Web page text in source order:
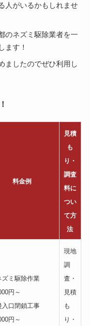
人がいるかもしれませ
のネズミ駆除業者を一
ます！
ましたのでぜひ利用し
料金例
見積
も
り・
調査
料に
つい
て方
法
ズミ駆除作業
円～
入口閉鎖工事
円～
現地
調
査・
見積
も
り・